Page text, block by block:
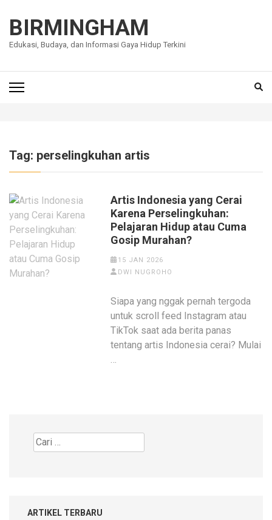
konten
(Tekan
BIRMINGHAM
Edukasi, Budaya, dan Informasi Gaya Hidup Terkini
Tag: perselingkuhan artis
Artis Indonesia yang Cerai
Karena Perselingkuhan:
Pelajaran Hidup atau Cuma
Gosip Murahan?
15 JAN 2026
DWI NUGROHO
Siapa yang nggak pernah tergoda
untuk scroll feed Instagram atau
TikTok saat ada berita panas
tentang artis Indonesia cerai? Mulai
Cari
untuk:
ARTIKEL TERBARU